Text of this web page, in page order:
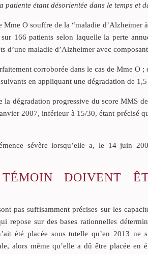
étant désorientée dans le temps et
O souffre de la “maladie d’Alzheimer
166 patients selon laquelle la perte
d’une maladie d’Alzheimer avec
corroborée dans le cas de Mme O
en appliquant une dégradation de
dégradation progressive du score MMS
2007, inférieur à 15/30, étant précisé
sévère lorsqu’elle a, le 14 juin
DOIVENT
pas suffisamment précises sur les
repose sur des bases rationnelles
été placée sous tutelle qu’en 2013 ne
alors même qu’elle a dû être placée en